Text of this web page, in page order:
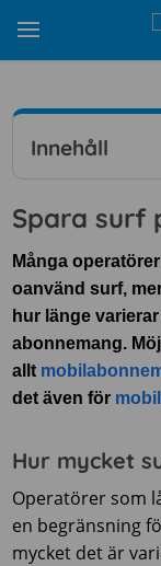
Innehåll
Spara surf
Många
oanvänd surf,
hur länge
abonnemang.
allt
det även för
Hur mycket
Operatörer som
en begränsning
mycket det är